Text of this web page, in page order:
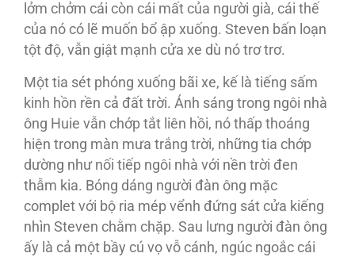
lởm chởm cái còn cái mất của người già, cái thế
của nó có lẽ muốn bổ ập xuống. Steven bấn loạn
tột độ, vẫn giật mạnh cửa xe dù nó trơ trơ.
Một tia sét phóng xuống bãi xe, kế là tiếng sấm
kinh hồn rền cả đất trời. Ánh sáng trong ngôi nhà
ông Huie vẫn chớp tắt liên hồi, nó thấp thoáng
hiện trong màn mưa trắng trời, những tia chớp
dường như nối tiếp ngôi nhà với nền trời đen
thẫm kia. Bóng dáng người đàn ông mặc
complet với bộ ria mép vểnh đứng sát cửa kiếng
nhìn Steven chằm chặp. Sau lưng người đàn ông
ấy là cả một bầy cú vọ vỗ cánh, ngúc ngoắc cái